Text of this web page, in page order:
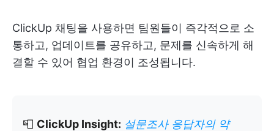
ClickUp 채팅을 사용하면 팀원들이 즉각적으로 소
통하고, 업데이트를 공유하고, 문제를 신속하게 해
결할 수 있어 협업 환경이 조성됩니다.
📮 ClickUp Insight: 설문조사 응답자의 약